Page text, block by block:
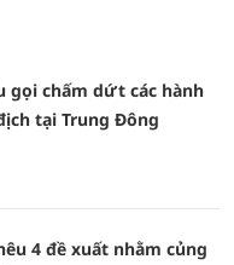
gọi chấm dứt các hành
tại Trung Đông
4 đề xuất nhằm củng